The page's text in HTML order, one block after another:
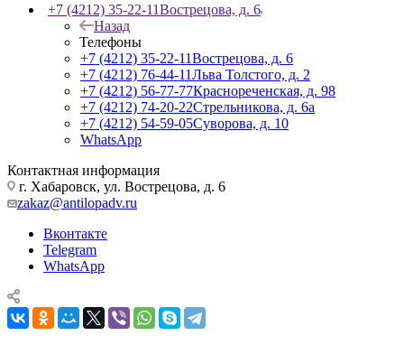
+7 (4212) 35-22-11Вострецова, д. 6
Назад
Телефоны
+7 (4212) 35-22-11Вострецова, д. 6
+7 (4212) 76-44-11Льва Толстого, д. 2
+7 (4212) 56-77-77Краснореченская, д. 98
+7 (4212) 74-20-22Стрельникова, д. 6а
+7 (4212) 54-59-05Суворова, д. 10
WhatsApp
Контактная информация
г. Хабаровск, ул. Вострецова, д. 6
zakaz@antilopadv.ru
Вконтакте
Telegram
WhatsApp